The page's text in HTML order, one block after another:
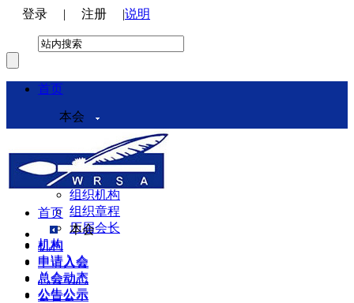
登录 | 注册 |说明
首页
本会
本会介绍
领导机构
理事会
组织机构
组织章程
历届会长
机构
申请入会
总会动态
公告公示
首页
本会
机构
申请入会
总会动态
公告公示